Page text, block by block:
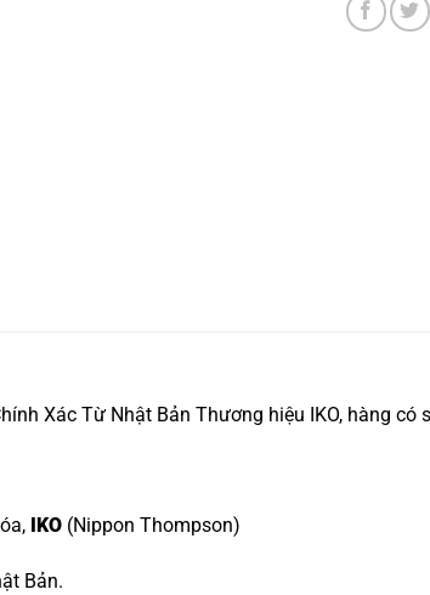
Xác Từ Nhật Bản Thương hiệu IKO, hàng
IKO (Nippon Thompson)
Bản.